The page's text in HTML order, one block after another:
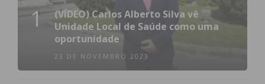
1
(VÍDEO) Carlos Alberto Silva vê
Unidade Local de Saúde como uma
oportunidade
23 DE NOVEMBRO 2023